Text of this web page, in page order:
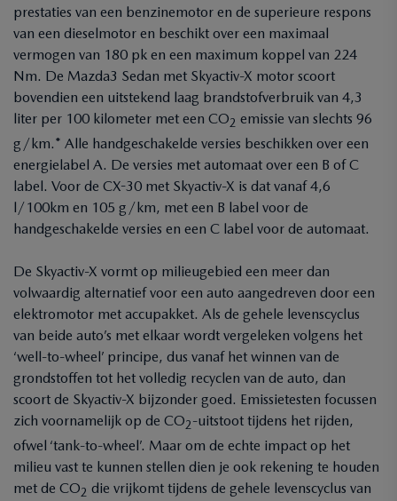
prestaties van een benzinemotor en de superieure respons
van een dieselmotor en beschikt over een maximaal
vermogen van 180 pk en een maximum koppel van 224
Nm. De Mazda3 Sedan met Skyactiv-X motor scoort
bovendien een uitstekend laag brandstofverbruik van 4,3
liter per 100 kilometer met een CO2 emissie van slechts 96
g/km.* Alle handgeschakelde versies beschikken over een
energielabel A. De versies met automaat over een B of C
label. Voor de CX-30 met Skyactiv-X is dat vanaf 4,6
l/100km en 105 g/km, met een B label voor de
handgeschakelde versies en een C label voor de automaat.
De Skyactiv-X vormt op milieugebied een meer dan
volwaardig alternatief voor een auto aangedreven door een
elektromotor met accupakket. Als de gehele levenscyclus
van beide auto’s met elkaar wordt vergeleken volgens het
‘well-to-wheel’ principe, dus vanaf het winnen van de
grondstoffen tot het volledig recyclen van de auto, dan
scoort de Skyactiv-X bijzonder goed. Emissietesten focussen
zich voornamelijk op de CO2-uitstoot tijdens het rijden,
ofwel ‘tank-to-wheel’. Maar om de echte impact op het
milieu vast te kunnen stellen dien je ook rekening te houden
met de CO2 die vrijkomt tijdens de gehele levenscyclus van